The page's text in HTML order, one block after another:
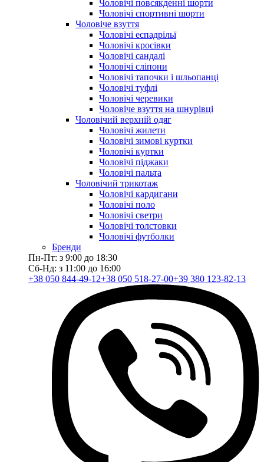
Чоловічі повсякденні шорти
Чоловічі спортивні шорти
Чоловіче взуття
Чоловічі еспадрільї
Чоловічі кросівки
Чоловічі сандалі
Чоловічі сліпони
Чоловічі тапочки і шльопанці
Чоловічі туфлі
Чоловічі черевики
Чоловіче взуття на шнурівці
Чоловічий верхній одяг
Чоловічі жилети
Чоловічі зимові куртки
Чоловічі куртки
Чоловічі піджаки
Чоловічі пальта
Чоловічий трикотаж
Чоловічі кардигани
Чоловічі поло
Чоловічі светри
Чоловічі толстовки
Чоловічі футболки
Бренди
Пн-Пт: з 9:00 до 18:30
Сб-Нд: з 11:00 до 16:00
+38 050 844-49-12+38 050 518-27-00+39 380 123-82-13